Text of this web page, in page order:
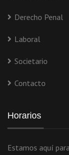
Derecho Penal
Laboral
Societario
Contacto
Horarios
Estamos aquí